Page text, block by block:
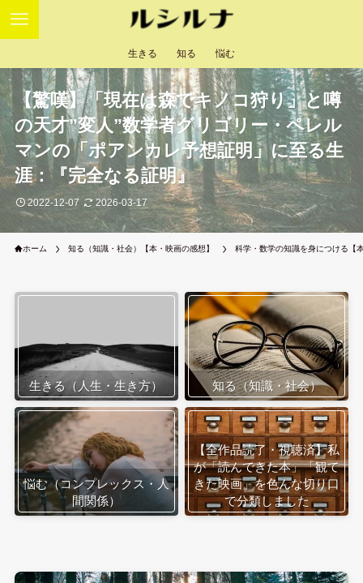
生きる 知る 悩む
【驚嘆】「現在は森でキノコ狩り」と噂
の天才”変人”数学者グリゴリー・ペレル
マンの「ポアンカレ予想証明」に至る生
涯：『完全なる証明』
2022-12-07 2026-03-17
ホーム 知る（知識・社会）【本・映画の感想】 科学・数学の知識を身につける【
生きる（人生・生き方） 知る（知識・社会）
悩む（コンプレックス・人
間関係）
【全作品読了・視聴済】私
が「読んできた本」「観て
きた映画」を色んな切り口
で分類しました